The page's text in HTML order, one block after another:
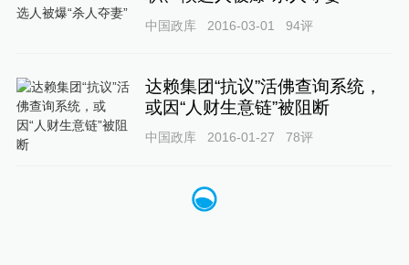
中国政库 2016-03-01 94评
达赖集团“抗议”活佛查询系统，
或因“人财生意链”被阻断
中国政库 2016-01-27 78评